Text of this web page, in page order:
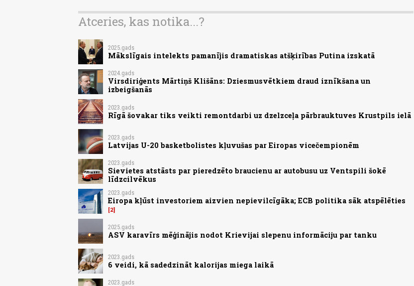
Atceries, kas notika...?
2025.gads
Mākslīgais intelekts pamanījis dramatiskas atšķirības Putina izskatā
2024.gads
Virsdiriģents Mārtiņš Klišāns: Dziesmusvētkiem draud iznīkšana un
izbeigšanās
2023.gads
Rīgā šovakar tiks veikti remontdarbi uz dzelzceļa pārbrauktuves Krustpils ielā
2023.gads
Latvijas U-20 basketbolistes kļuvušas par Eiropas vicečempionēm
2023.gads
Sievietes atstāsts par pieredzēto braucienu ar autobusu uz Ventspili šokē
līdzcilvēkus
2023.gads
Eiropa kļūst investoriem aizvien nepievilcīgāka; ECB politika sāk atspēlēties
2
2025.gads
ASV karavīrs mēģinājis nodot Krievijai slepenu informāciju par tanku
2023.gads
6 veidi, kā sadedzināt kalorijas miega laikā
2023.gads